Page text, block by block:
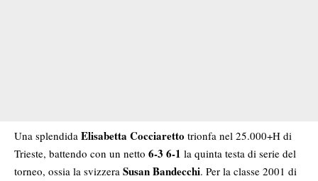
Una splendida Elisabetta Cocciaretto trionfa nel 25.000+H di
Trieste, battendo con un netto 6-3 6-1 la quinta testa di serie del
torneo, ossia la svizzera Susan Bandecchi. Per la classe 2001 di